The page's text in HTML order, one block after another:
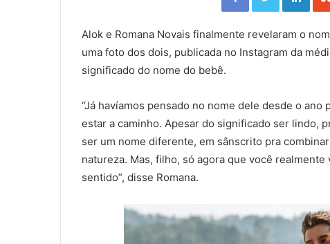
Alok e Romana Novais finalmente revelaram o
uma foto dos dois, publicada no Instagram da
significado do nome do bebê.
“Já havíamos pensado no nome dele desde o
estar a caminho. Apesar do significado ser lindo,
ser um nome diferente, em sânscrito pra
natureza. Mas, filho, só agora que você
sentido”, disse Romana.